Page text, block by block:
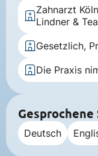
Zahnarzt
Lindner &
Gesetzlich,
Die Praxis
Gesprochene
Deutsch